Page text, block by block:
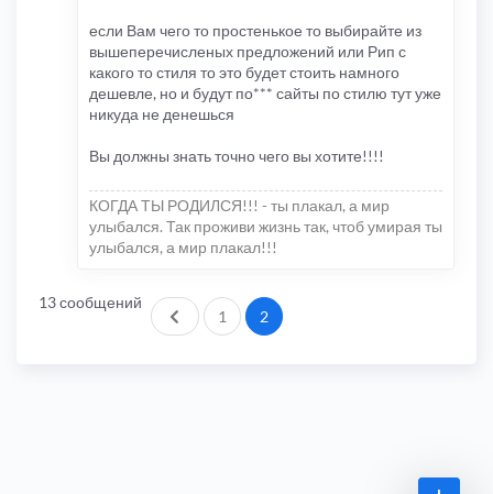
если Вам чего то простенькое то выбирайте из
вышеперечисленых предложений или Рип с
какого то стиля то это будет стоить намного
дешевле, но и будут по*** сайты по стилю тут уже
никуда не денешься
Вы должны знать точно чего вы хотите!!!!
КОГДА ТЫ РОДИЛСЯ!!! - ты плакал, а мир
улыбался. Так проживи жизнь так, чтоб умирая ты
улыбался, а мир плакал!!!
13 сообщений
Пред.1 2